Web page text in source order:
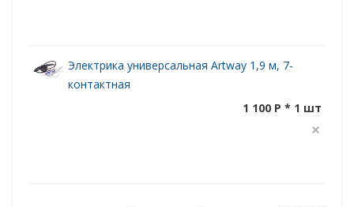
Электрика универсальная Artway 1,9 м, 7-
контактная
1 100 P * 1 шт